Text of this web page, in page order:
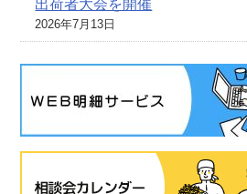
出荷者大会を開催
2026年7月13日